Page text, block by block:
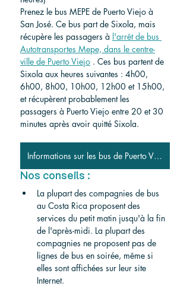
Prenez le bus MEPE de Puerto Viejo à
San José. Ce bus part de Sixola, mais
récupère les passagers à l'arrêt de bus
Autotransportes Mepe, dans le centre-
ville de Puerto Viejo . Ces bus partent de
Sixola aux heures suivantes : 4h00,
6h00, 8h00, 10h00, 12h00 et 15h00,
et récupèrent probablement les
passagers à Puerto Viejo entre 20 et 30
minutes après avoir quitté Sixola.
Informations sur les bus de Puerto Viejo
Nos conseils :
La plupart des compagnies de bus
au Costa Rica proposent des
services du petit matin jusqu'à la fin
de l'après-midi. La plupart des
compagnies ne proposent pas de
lignes de bus en soirée, même si
elles sont affichées sur leur site
Internet.